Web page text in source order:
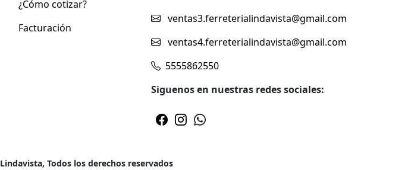
¿Cómo cotizar?
Facturación
ventas3.ferreterialindavista@gmail.com
ventas4.ferreterialindavista@gmail.com
5555862550
Siguenos en nuestras redes sociales:
Todos los derechos reservados